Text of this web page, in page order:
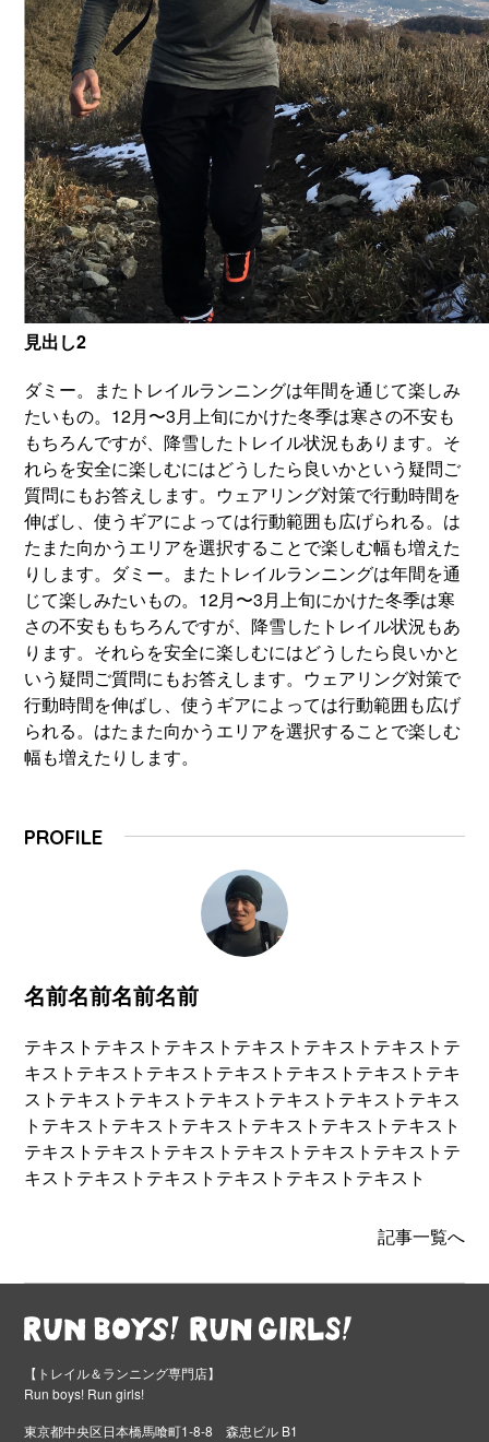
見出し2
ダミー。またトレイルランニングは年間を通じて楽しみ
たいもの。12月〜3月上旬にかけた冬季は寒さの不安も
もちろんですが、降雪したトレイル状況もあります。そ
れらを安全に楽しむにはどうしたら良いかという疑問ご
質問にもお答えします。ウェアリング対策で行動時間を
伸ばし、使うギアによっては行動範囲も広げられる。は
たまた向かうエリアを選択することで楽しむ幅も増えた
りします。ダミー。またトレイルランニングは年間を通
じて楽しみたいもの。12月〜3月上旬にかけた冬季は寒
さの不安ももちろんですが、降雪したトレイル状況もあ
ります。それらを安全に楽しむにはどうしたら良いかと
いう疑問ご質問にもお答えします。ウェアリング対策で
行動時間を伸ばし、使うギアによっては行動範囲も広げ
られる。はたまた向かうエリアを選択することで楽しむ
幅も増えたりします。
PROFILE
名前名前名前名前
テキストテキストテキストテキストテキストテキストテ
キストテキストテキストテキストテキストテキストテキ
ストテキストテキストテキストテキストテキストテキス
トテキストテキストテキストテキストテキストテキスト
テキストテキストテキストテキストテキストテキストテ
キストテキストテキストテキストテキストテキスト
記事一覧へ
【トレイル＆ランニング専門店】
Run boys! Run girls!
東京都中央区日本橋馬喰町1-8-8 森忠ビル B1